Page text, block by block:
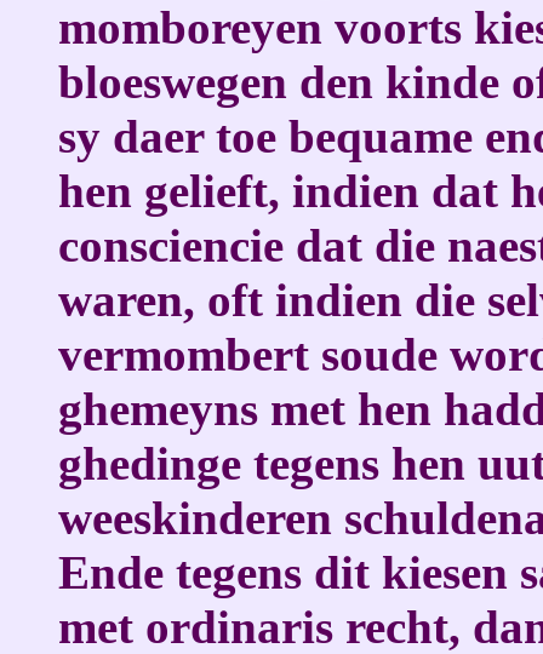
momboreyen voorts
bloeswegen den kinde
sy daer toe bequame
hen gelieft, indien dat
consciencie dat die
waren, oft indien die
vermombert soude
ghemeyns met hen
ghedinge tegens hen
weeskinderen
Ende tegens dit kiesen
met ordinaris recht,